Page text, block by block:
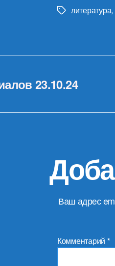
Меткилитература,
23.10.24
Ваш адрес
Комментарий *